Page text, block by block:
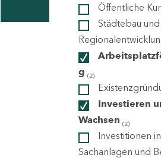
Öffentliche
Städtebau und
g (2)
Investieren
Wachsen (2)
Investitionen in
Sachanlagen und